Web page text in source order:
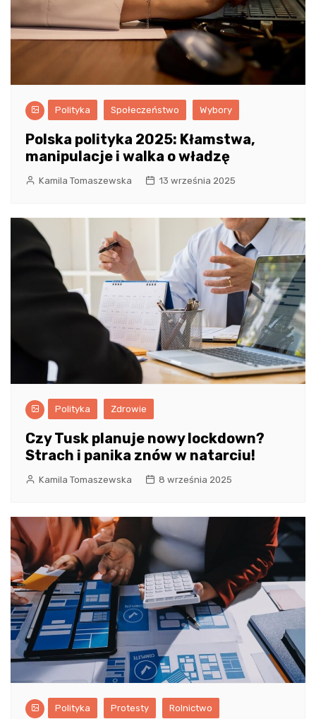
Polityka Społeczeństwo Wybory
Polska polityka 2025: Kłamstwa,
manipulacje i walka o władzę
Kamila Tomaszewska 13 września 2025
Polityka Zdrowie
Czy Tusk planuje nowy lockdown?
Strach i panika znów w natarciu!
Kamila Tomaszewska 8 września 2025
Polityka Protesty Rolnictwo